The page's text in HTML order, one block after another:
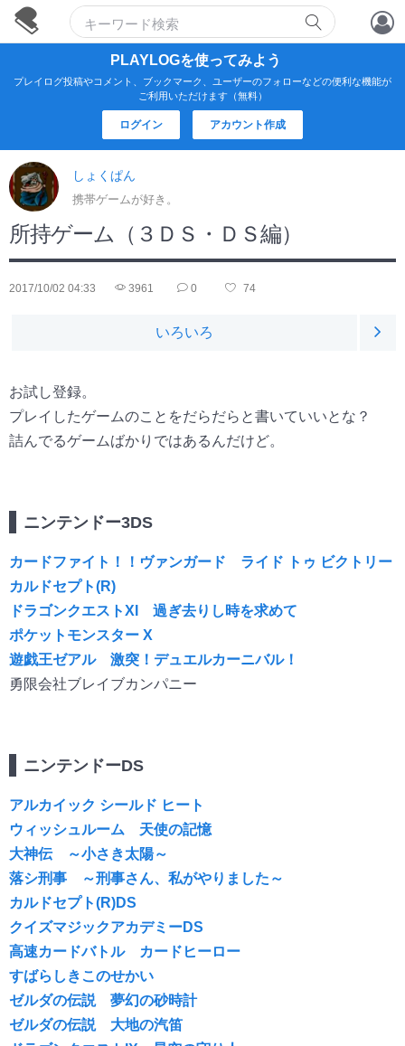
アカウント作成
ログイン
PLAYLOGを使ってみよう
プレイログ投稿やコメント、ブックマーク、ユーザーのフォローなどの便利な機能が
ご利用いただけます（無料）
ログイン アカウント作成
しょくぱん
携帯ゲームが好き。
所持ゲーム（３ＤＳ・ＤＳ編）
2017/10/02 04:33 3961 0 74
いろいろ
お試し登録。
プレイしたゲームのことをだらだらと書いていいとな？
詰んでるゲームばかりではあるんだけど。
ニンテンドー3DS
カードファイト！！ヴァンガード ライド トゥ ビクトリー
カルドセプト(R)
ドラゴンクエストXI 過ぎ去りし時を求めて
ポケットモンスター X
遊戯王ゼアル 激突！デュエルカーニバル！
勇限会社ブレイブカンパニー
ニンテンドーDS
アルカイック シールド ヒート
ウィッシュルーム 天使の記憶
大神伝 ～小さき太陽～
落シ刑事 ～刑事さん、私がやりました～
カルドセプト(R)DS
クイズマジックアカデミーDS
高速カードバトル カードヒーロー
すばらしきこのせかい
ゼルダの伝説 夢幻の砂時計
ゼルダの伝説 大地の汽笛